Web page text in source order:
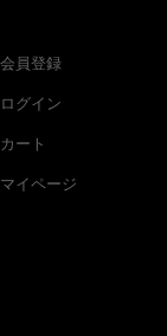
会員登録
ログイン
カート
マイページ